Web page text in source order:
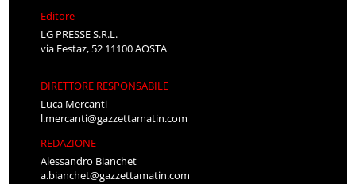
Editore
LG PRESSE S.R.L.
via Festaz, 52 11100 AOSTA
DIRETTORE RESPONSABILE
Luca Mercanti
l.mercanti@gazzettamatin.com
REDAZIONE
Alessandro Bianchet
a.bianchet@gazzettamatin.com